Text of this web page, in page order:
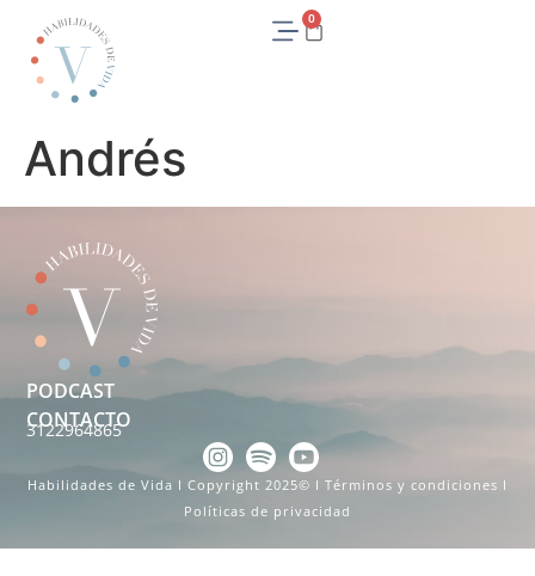
0
Andrés
PODCAST
CONTACTO
3122964865
Habilidades de Vida I Copyright 2025© I Términos y condiciones I
Políticas de privacidad